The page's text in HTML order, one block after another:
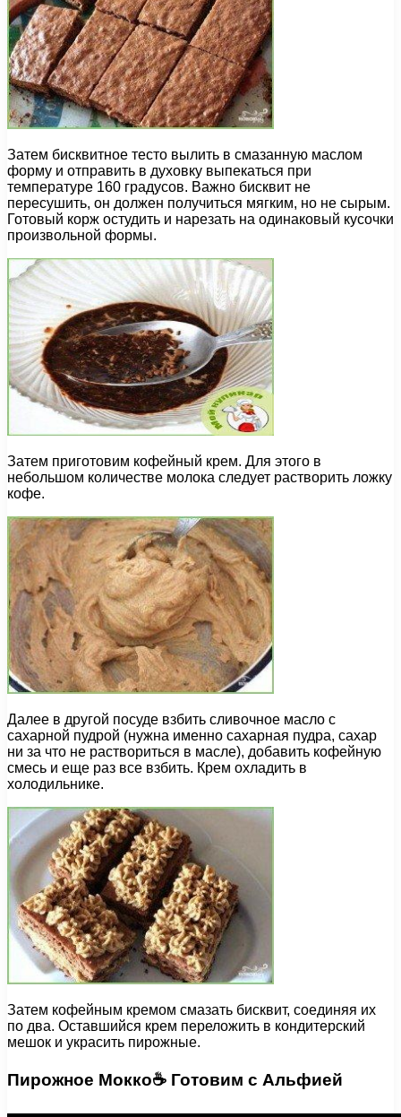
Затем бисквитное тесто вылить в смазанную маслом
форму и отправить в духовку выпекаться при
температуре 160 градусов. Важно бисквит не
пересушить, он должен получиться мягким, но не сырым.
Готовый корж остудить и нарезать на одинаковый кусочки
произвольной формы.
Затем приготовим кофейный крем. Для этого в
небольшом количестве молока следует растворить ложку
кофе.
Далее в другой посуде взбить сливочное масло с
сахарной пудрой (нужна именно сахарная пудра, сахар
ни за что не раствориться в масле), добавить кофейную
смесь и еще раз все взбить. Крем охладить в
холодильнике.
Затем кофейным кремом смазать бисквит, соединяя их
по два. Оставшийся крем переложить в кондитерский
мешок и украсить пирожные.
Пирожное Мокко☕ Готовим с Альфией